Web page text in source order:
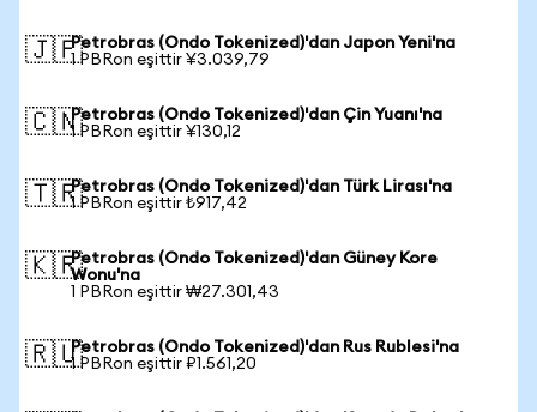
🇯🇵Petrobras (Ondo Tokenized)'dan Japon Yeni'na
1 PBRon eşittir ¥3.039,79
🇨🇳Petrobras (Ondo Tokenized)'dan Çin Yuanı'na
1 PBRon eşittir ¥130,12
🇹🇷Petrobras (Ondo Tokenized)'dan Türk Lirası'na
1 PBRon eşittir ₺917,42
🇰🇷Petrobras (Ondo Tokenized)'dan Güney Kore
Wonu'na
1 PBRon eşittir ₩27.301,43
🇷🇺Petrobras (Ondo Tokenized)'dan Rus Rublesi'na
1 PBRon eşittir ₽1.561,20